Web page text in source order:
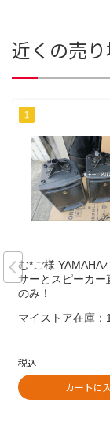
近くの売
む*ご様 YAMAHA
サーとスピーカー
のみ！
マイストア在庫：
税込
カートに